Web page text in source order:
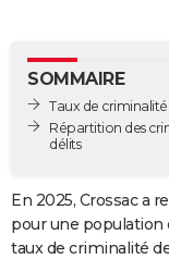
GUIDES D'ACHAT
BONS PLANS
Carte de Noël
Carte Bonne année
Carte Saint-Valentin
Carte Pâques
Carte d'anniversaire
DICTIONNAIRE
Dictionnaire
Biographies
Citations
Expressions
Proverbes
PROGRAMME TV
SOMMAIRE
Taux de criminalité
Répartition des
délits
En 2025, Crossac a
pour une population
taux de criminalité